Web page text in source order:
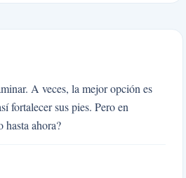
A veces, la mejor opción es
fortalecer sus pies. Pero en
hasta ahora?